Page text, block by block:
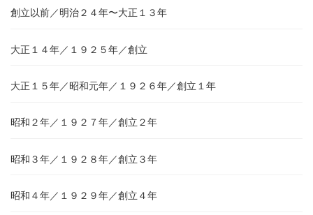
創立以前／明治２４年〜大正１３年
大正１４年／１９２５年／創立
大正１５年／昭和元年／１９２６年／創立１年
昭和２年／１９２７年／創立２年
昭和３年／１９２８年／創立３年
昭和４年／１９２９年／創立４年